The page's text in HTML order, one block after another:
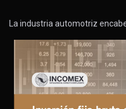
La industria automotriz